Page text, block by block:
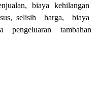
biaya
kehilangan
selisih harga,
biaya
pengeluaran
tambahan